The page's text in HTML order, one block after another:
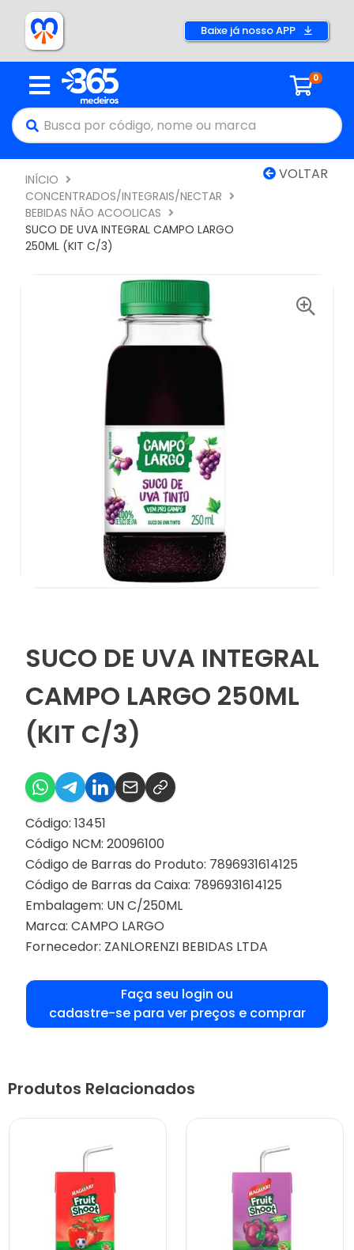
Baixe já nosso APP
0
VOLTAR
INÍCIO
CONCENTRADOS/INTEGRAIS/NECTAR
BEBIDAS NÃO ACOOLICAS
SUCO DE UVA INTEGRAL CAMPO LARGO
250ML (KIT C/3)
SUCO DE UVA INTEGRAL
CAMPO LARGO 250ML
(KIT C/3)
Código: 13451
Código NCM: 20096100
Código de Barras do Produto: 7896931614125
Código de Barras da Caixa: 7896931614125
Embalagem: UN C/250ML
Marca: CAMPO LARGO
Fornecedor: ZANLORENZI BEBIDAS LTDA
Faça seu login ou
cadastre-se para ver preços e comprar
Produtos Relacionados